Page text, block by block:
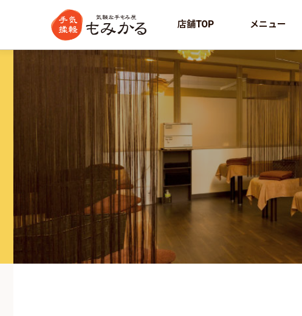
店舗TOP メニュー